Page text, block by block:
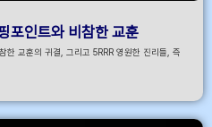
포인트와 비참한 교훈
교훈의 귀결, 그리고 5RRR 영원한 진리들, 즉